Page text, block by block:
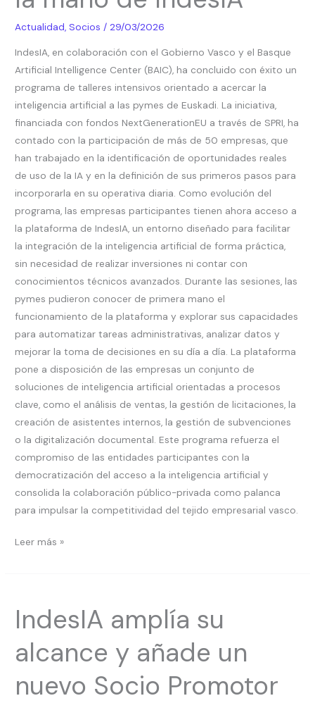
Actualidad, Socios /29/03/2026
IndesIA, en colaboración con el Gobierno Vasco y el Basque
Artificial Intelligence Center (BAIC), ha concluido con éxito un
programa de talleres intensivos orientado a acercar la
inteligencia artificial a las pymes de Euskadi. La iniciativa,
financiada con fondos NextGenerationEU a través de SPRI, ha
contado con la participación de más de 50 empresas, que
han trabajado en la identificación de oportunidades reales
de uso de la IA y en la definición de sus primeros pasos para
incorporarla en su operativa diaria. Como evolución del
programa, las empresas participantes tienen ahora acceso a
la plataforma de IndesIA, un entorno diseñado para facilitar
la integración de la inteligencia artificial de forma práctica,
sin necesidad de realizar inversiones ni contar con
conocimientos técnicos avanzados. Durante las sesiones, las
pymes pudieron conocer de primera mano el
funcionamiento de la plataforma y explorar sus capacidades
para automatizar tareas administrativas, analizar datos y
mejorar la toma de decisiones en su día a día. La plataforma
pone a disposición de las empresas un conjunto de
soluciones de inteligencia artificial orientadas a procesos
clave, como el análisis de ventas, la gestión de licitaciones, la
creación de asistentes internos, la gestión de subvenciones
o la digitalización documental. Este programa refuerza el
compromiso de las entidades participantes con la
democratización del acceso a la inteligencia artificial y
consolida la colaboración público-privada como palanca
para impulsar la competitividad del tejido empresarial vasco.
artificial
de
la
mano
de
IndesIA
Leer más »
IndesIA amplía su
alcance y añade un
nuevo Socio Promotor
amplía
su
alcance
añade